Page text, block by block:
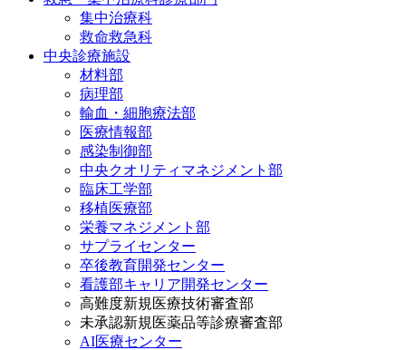
集中治療科
救命救急科
中央診療施設
材料部
病理部
輸血・細胞療法部
医療情報部
感染制御部
中央クオリティマネジメント部
臨床工学部
移植医療部
栄養マネジメント部
サプライセンター
卒後教育開発センター
看護部キャリア開発センター
高難度新規医療技術審査部
未承認新規医薬品等診療審査部
AI医療センター